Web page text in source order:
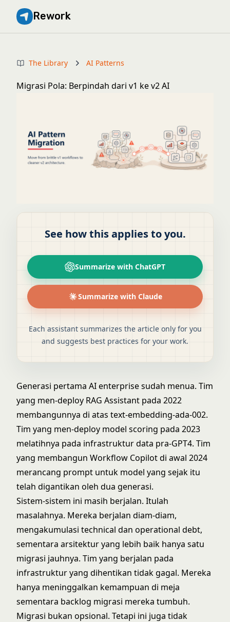
Rework
The Library AI Patterns
Migrasi Pola: Berpindah dari v1 ke v2 AI
See how this applies to you.
Summarize with ChatGPT
Summarize with Claude
Each assistant summarizes the article only for you
and suggests best practices for your work.
Generasi pertama AI enterprise sudah menua. Tim
yang men-deploy RAG Assistant pada 2022
membangunnya di atas text-embedding-ada-002.
Tim yang men-deploy model scoring pada 2023
melatihnya pada infrastruktur data pra-GPT4. Tim
yang membangun Workflow Copilotdi awal 2024
merancang prompt untuk model yang sejak itu
telah digantikan oleh dua generasi.
Sistem-sistem ini masih berjalan. Itulah
masalahnya. Mereka berjalan diam-diam,
mengakumulasi technical dan operational debt,
sementara arsitektur yang lebih baik hanya satu
migrasi jauhnya. Tim yang berjalan pada
infrastruktur yang dihentikan tidak gagal. Mereka
hanya meninggalkan kemampuan di meja
sementara backlog migrasi mereka tumbuh.
Migrasi bukan opsional. Tetapi ini juga tidak